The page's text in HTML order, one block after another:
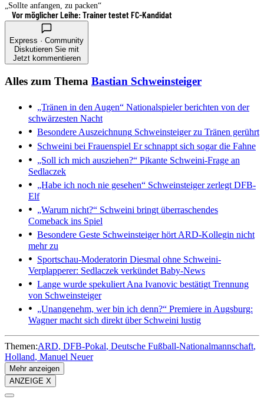
„Sollte anfangen, zu packen“
Vor möglicher Leihe: Trainer testet FC-Kandidat
Express · Community
Diskutieren Sie mit
Jetzt kommentieren
Alles zum Thema Bastian Schweinsteiger
„Tränen in den Augen“ Nationalspieler berichten von der
schwärzesten Nacht
Besondere Auszeichnung Schweinsteiger zu Tränen gerührt
Schweini bei Frauenspiel Er schnappt sich sogar die Fahne
„Soll ich mich ausziehen?“ Pikante Schweini-Frage an
Sedlaczek
„Habe ich noch nie gesehen“ Schweinsteiger zerlegt DFB-
Elf
„Warum nicht?“ Schweini bringt überraschendes
Comeback ins Spiel
Besondere Geste Schweinsteiger hört ARD-Kollegin nicht
mehr zu
Sportschau-Moderatorin Diesmal ohne Schweini-
Verplapperer: Sedlaczek verkündet Baby-News
Lange wurde spekuliert Ana Ivanovic bestätigt Trennung
von Schweinsteiger
„Unangenehm, wer bin ich denn?“ Premiere in Augsburg:
Wagner macht sich direkt über Schweini lustig
Themen:ARD DFB-Pokal Deutsche Fußball-Nationalmannschaft
Holland Manuel Neuer
Mehr anzeigen
ANZEIGE X